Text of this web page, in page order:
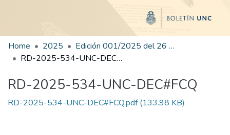
Home 2025
Edición 001/2025 del 26 de mayo de 2025
RD-2025-534-UNC-DEC#FCQ
RD-2025-534-UNC-DEC#FCQ
RD-2025-534-UNC-DEC#FCQ.pdf(133.98 KB)